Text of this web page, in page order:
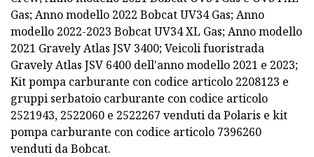
Gas; Anno modello 2022 Bobcat UV34 Gas; Anno
modello 2022-2023 Bobcat UV34 XL Gas; Anno modello
2021 Gravely Atlas JSV 3400; Veicoli fuoristrada
Gravely Atlas JSV 6400 dell'anno modello 2021 e 2023;
Kit pompa carburante con codice articolo 2208123 e
gruppi serbatoio carburante con codice articolo
2521943, 2522060 e 2522267 venduti da Polaris e kit
pompa carburante con codice articolo 7396260
venduti da Bobcat.